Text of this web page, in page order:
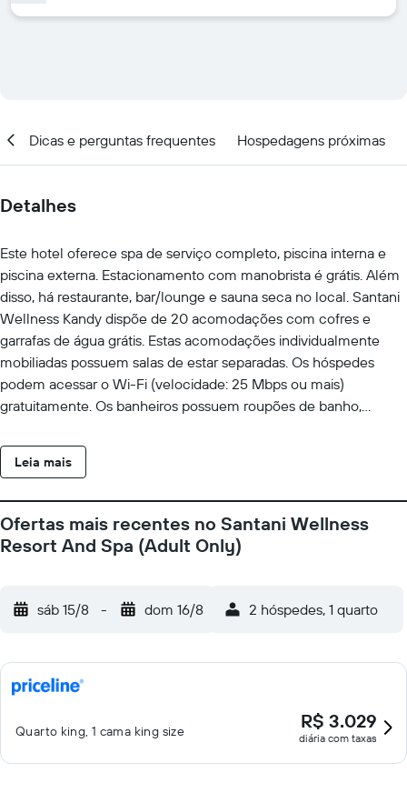
Dicas e perguntas frequentes Hospedagens próximas
Detalhes
Este hotel oferece spa de serviço completo, piscina interna e
piscina externa. Estacionamento com manobrista é grátis. Além
disso, há restaurante, bar/lounge e sauna seca no local. Santani
Wellness Kandy dispõe de 20 acomodações com cofres e
garrafas de água grátis. Estas acomodações individualmente
mobiliadas possuem salas de estar separadas. Os hóspedes
podem acessar o Wi-Fi (velocidade: 25 Mbps ou mais)
gratuitamente. Os banheiros possuem roupões de banho,
comodidades para negócios incluem escrivaninhas e telefones;
chamadas locais grátis estão disponíveis (restrições podem ser
e secadores de cabelo. A preparação de cama para dormir é
fornecida todas as noites e o serviço de limpeza é oferecido
diariamente. O local oferece piscina interna e piscina externa.
atividades recreativas listadas abaixo estão disponíveis na
Leia mais
Ofertas mais recentes no Santani Wellness
Resort And Spa (Adult Only)
sáb 15/8 - dom 16/8 2 hóspedes, 1 quarto
Quarto king, 1 cama king size R$ 3.029
diária com taxas